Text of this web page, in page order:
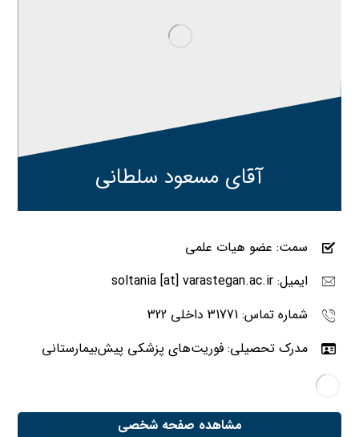
آقای مسعود سلطانی
سمت: عضو هیات علمی
ایمیل: soltania [at] varastegan.ac.ir
شماره تماس: 31771 داخلی 322
مدرک تحصیلی: فوریت‌های پزشکی پیش‌بیمارستانی
مشاهده صفحه شخصی